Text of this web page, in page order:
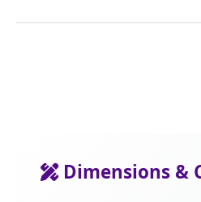
Dimensions &